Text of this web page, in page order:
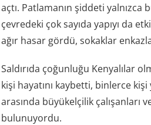
açtı. Patlamanın şiddeti yalnızca
çevredeki çok sayıda yapıyı da
ağır hasar gördü, sokaklar
Saldırıda çoğunluğu Kenyalılar
kişi hayatını kaybetti, binlerce
arasında büyükelçilik çalışanları
bulunuyordu.